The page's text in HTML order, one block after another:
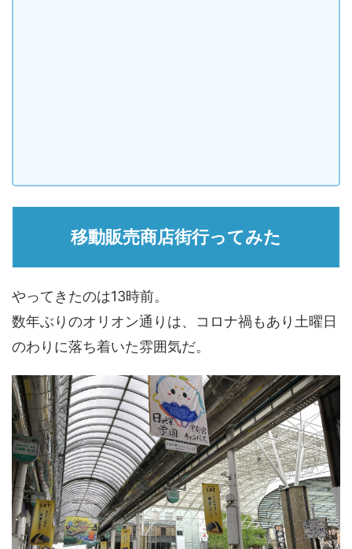
移動販売商店街行ってみた
やってきたのは13時前。
数年ぶりのオリオン通りは、コロナ禍もあり土曜日
のわりに落ち着いた雰囲気だ。